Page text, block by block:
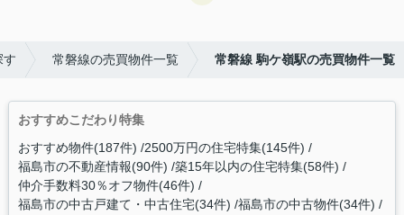
す 常磐線の売買物件一覧 常磐線 駒ケ嶺駅の売買物件一覧
おすすめこだわり特集
おすすめ物件(187件) 2500万円の住宅特集(145件)
福島市の不動産情報(90件) 築15年以内の住宅特集(58件)
仲介手数料30％オフ物件(46件)
福島市の中古戸建て・中古住宅(34件) 福島市の中古物件(34件)